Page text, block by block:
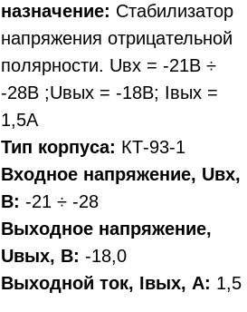
назначение: Стабилизатор
напряжения отрицательной
полярности. Uвх = -21В ÷
-28В ;Uвых = -18В; Iвых =
1,5А
Тип корпуса: КТ-93-1
Входное напряжение, Uвх,
В: -21 ÷ -28
Выходное напряжение,
Uвых, В: -18,0
Выходной ток, Iвых, A: 1,5